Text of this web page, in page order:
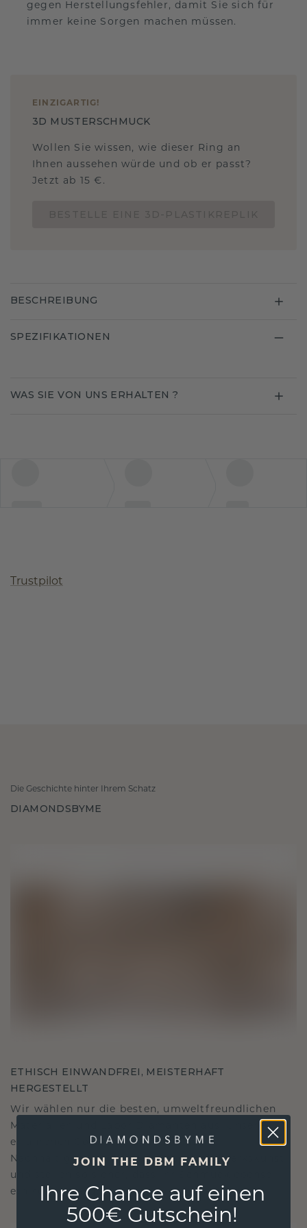
gegen Herstellungsfehler, damit Sie sich für
immer keine Sorgen machen müssen.
EINZIGARTIG !
3D MUSTERSCHMUCK
Wollen Sie wissen, wie dieser Ring an
Ihnen aussehen würde und ob er passt?
Jetzt ab 15 €.
BESCHREIBUNG
SPEZIFIKATIONEN
WAS SIE VON UNS ERHALTEN ?
Trustpilot
Die Geschichte hinter Ihrem Schatz
DIAMONDSBYME
ETHISCH EINWANDFREI, MEISTERHAFT
HERGESTELLT
Wir wählen nur die besten, umweltfreundlichen
Materialien und Labor Diamanten aus. Unsere
erfahrenen Goldschmiede verbinden
Nachhaltigkeit mit beispielloser Handwerkskunst
und stellen so sicher, dass Ihr Schmuck ebenso
ethisch wie exquisit ist.
JOIN THE DBM FAMILY
Ihre Chance auf einen
500€ Gutschein!